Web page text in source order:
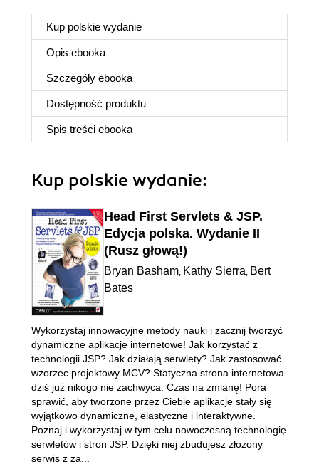
Kup polskie wydanie
Opis ebooka
Szczegóły ebooka
Dostępność produktu
Spis treści ebooka
Kup polskie wydanie:
Head First Servlets & JSP.
Edycja polska. Wydanie II
(Rusz głową!)
Bryan Basham, Kathy Sierra, Bert
Bates
Wykorzystaj innowacyjne metody nauki i zacznij tworzyć
dynamiczne aplikacje internetowe! Jak korzystać z
technologii JSP? Jak działają serwlety? Jak zastosować
wzorzec projektowy MCV? Statyczna strona internetowa
dziś już nikogo nie zachwyca. Czas na zmianę! Pora
sprawić, aby tworzone przez Ciebie aplikacje stały się
wyjątkowo dynamiczne, elastyczne i interaktywne.
Poznaj i wykorzystaj w tym celu nowoczesną technologię
serwletów i stron JSP. Dzięki niej zbudujesz złożony
serwis z za...